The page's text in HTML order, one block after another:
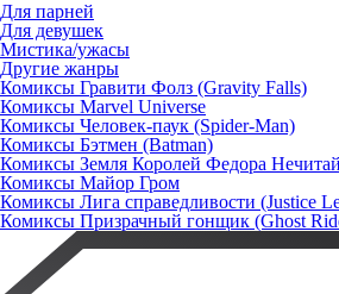
Для парней
Для девушек
Мистика/ужасы
Другие жанры
Комиксы Гравити Фолз (Gravity Falls)
Комиксы Marvel Universe
Комиксы Человек-паук (Spider-Man)
Комиксы Бэтмен (Batman)
Комиксы Земля Королей Федора
Комиксы Майор Гром
Комиксы Лига справедливости (Justice
Комиксы Призрачный гонщик (Ghost